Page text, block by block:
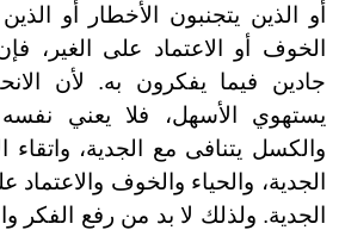
أو الذين يتجنبون الأخطار أو
الخوف أو الاعتماد على الغير،
جادين فيما يفكرون به. لأن
يستهوي الأسهل، فلا يعني نفسه
والكسل يتنافى مع الجدية،
الجدية، والحياء والخوف والاعتماد
الجدية. ولذلك لا بد من رفع الفكر